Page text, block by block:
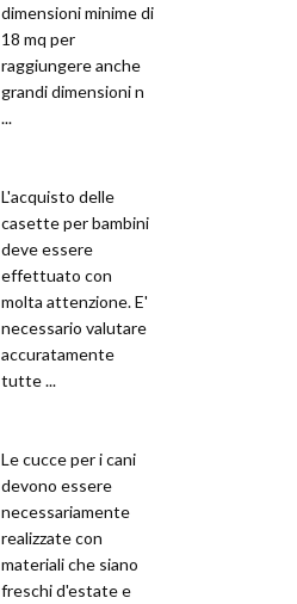
dimensioni minime di
18 mq per
raggiungere anche
grandi dimensioni n
...
L'acquisto delle
casette per bambini
deve essere
effettuato con
molta attenzione. E'
necessario valutare
accuratamente
tutte ...
Le cucce per i cani
devono essere
necessariamente
realizzate con
materiali che siano
freschi d'estate e